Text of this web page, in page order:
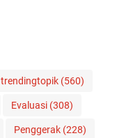
trendingtopik (560)
Evaluasi (308)
Penggerak (228)